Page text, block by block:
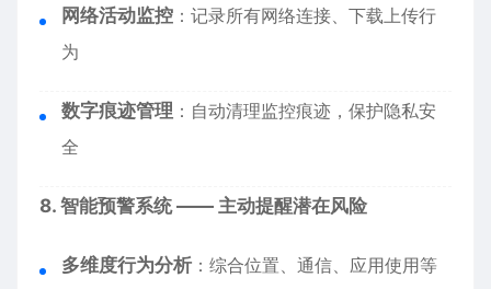
网络活动监控 ：记录所有网络连接、下载上传行
为
数字痕迹管理 ：自动清理监控痕迹，保护隐私安
全
8. 智能预警系统 —— 主动提醒潜在风险
多维度行为分析 ：综合位置、通信、应用使用等